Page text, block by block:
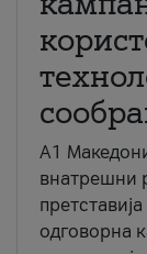
A1
внатрешни
одговорна